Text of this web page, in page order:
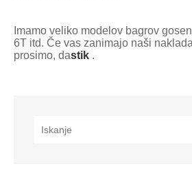
Imamo veliko modelov bagrov
6T itd. Če vas zanimajo naši
prosimo, dastik .